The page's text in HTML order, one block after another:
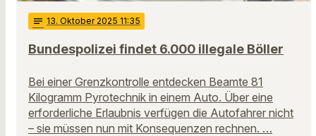
notes 13. Oktober 2025 11:35
Bundespolizei findet 6.000 illegale Böller
Bei einer Grenzkontrolle entdecken Beamte 81
Kilogramm Pyrotechnik in einem Auto. Über eine
erforderliche Erlaubnis verfügen die Autofahrer nicht
– sie müssen nun mit Konsequenzen rechnen. …